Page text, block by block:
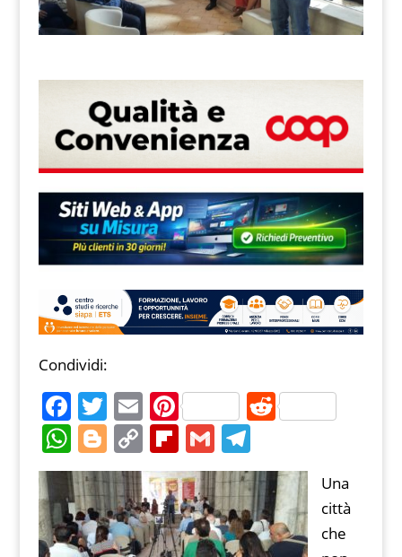
Condividi:
F
a
c
e
b
T
w
itt
er
E
m
ai
l
Pi
nt
er
e
st
R
d
di
t
W
h
at
s
Bl
o
g
g
C
o
p
y
Fl
ip
b
o
G
m
ai
l
T
el
e
gr
Una
città
che